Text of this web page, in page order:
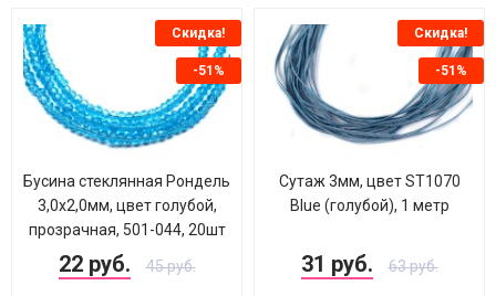
Скидка!
-51%
Бусина стеклянная Рондель
3,0х2,0мм, цвет голубой,
прозрачная, 501-044, 20шт
22 руб. 45 руб.
Скидка!
-51%
Cутаж 3мм, цвет ST1070
Blue (голубой), 1 метр
31 руб. 63 руб.